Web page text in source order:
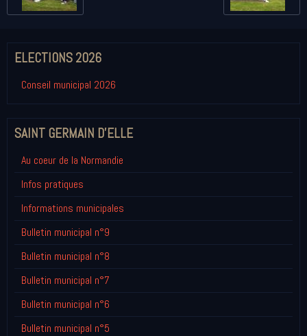
ELECTIONS 2026
Conseil municipal 2026
SAINT GERMAIN D'ELLE
Au coeur de la Normandie
Infos pratiques
Informations municipales
Bulletin municipal n°9
Bulletin municipal n°8
Bulletin municipal n°7
Bulletin municipal n°6
Bulletin municipal n°5